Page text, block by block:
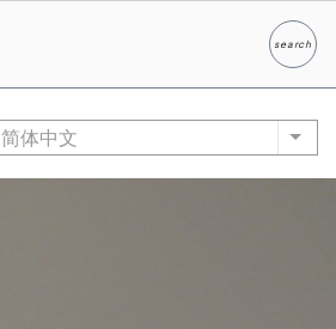
searchSearch
简体中文 List